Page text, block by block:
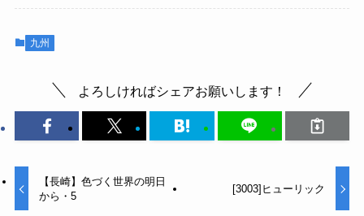
九州
よろしければシェアお願いします！
【長崎】色づく世界の明日
から・5
[3003]ヒューリック